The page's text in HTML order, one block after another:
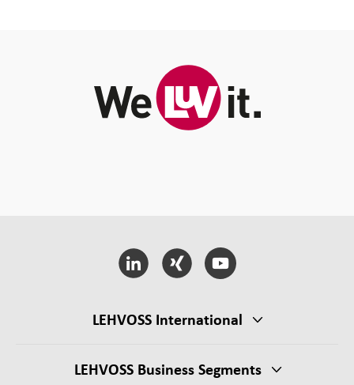
LEHVOSS International
LEHVOSS Business Segments